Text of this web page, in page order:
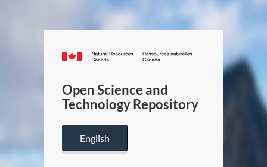
Canada.ca
/
Canada
Open Science and
Technology Repository
English